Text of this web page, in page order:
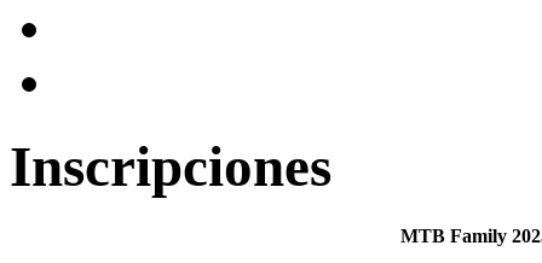
Inscripciones
MTB Family